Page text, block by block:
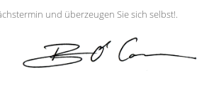
und überzeugen Sie sich selbst!.